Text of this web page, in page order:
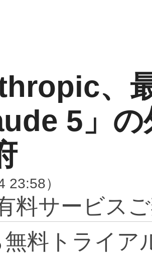
、
5」
23:58）
料サービス
料トライア